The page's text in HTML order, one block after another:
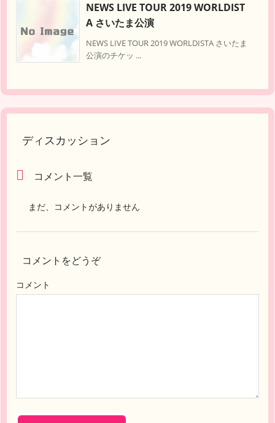
NEWS LIVE TOUR 2019 WORLDIST
A さいたま公演
NEWS LIVE TOUR 2019 WORLDISTA さいたま
公演のチケッ ...
ディスカッション
コメント一覧
まだ、コメントがありません
コメントをどうぞ
コメント